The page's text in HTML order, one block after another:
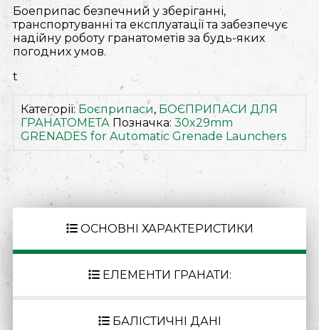
Боеприпас безпечний у зберіганні,
транспортуванні та експлуатації та забезпечує
надійну роботу гранатометів за будь-яких
погодних умов.
t
Категорії: Боєприпаси, БОЄПРИПАСИ ДЛЯ
ГРАНАТОМЕТА Позначка: 30x29mm
GRENADES for Automatic Grenade Launchers
ОСНОВНІ ХАРАКТЕРИСТИКИ
ЕЛЕМЕНТИ ГРАНАТИ:
БАЛІСТИЧНІ ДАНІ